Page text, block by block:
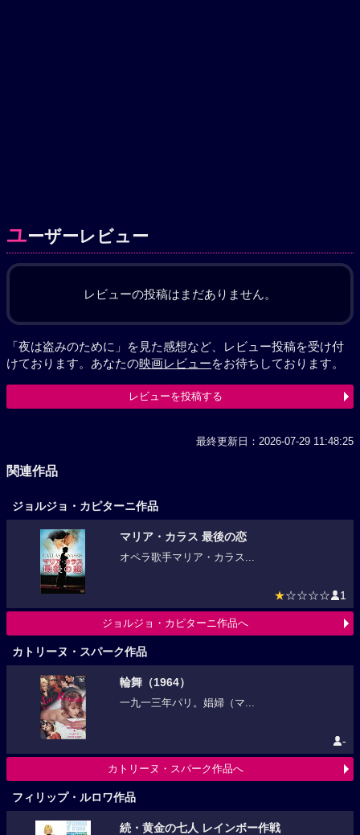
ユーザーレビュー
レビューの投稿はまだありません。
「夜は盗みのために」を見た感想など、レビュー投稿を受け付
けております。あなたの映画レビューをお待ちしております。
レビューを投稿する
最終更新日：2026-07-29 11:48:25
関連作品
ジョルジョ・カピターニ作品
マリア・カラス 最後の恋
オペラ歌手マリア・カラス...
★☆☆☆☆ 1
ジョルジョ・カピターニ作品へ
カトリーヌ・スパーク作品
輪舞（1964）
一九一三年パリ。娼婦（マ...
-
カトリーヌ・スパーク作品へ
フィリップ・ルロワ作品
続・黄金の七人 レインボー作戦